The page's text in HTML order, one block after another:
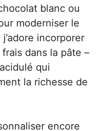
blanc ou
moderniser le
incorporer
dans la pâte –
qui
la richesse de
encore